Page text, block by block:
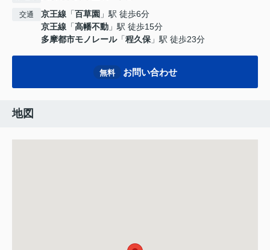
交通 京王線 「百草園 」駅 徒歩6分
京王線 「高幡不動 」駅 徒歩15分
多摩都市モノレール「程久保 」駅 徒歩23分
無料 お問い合わせ
地図